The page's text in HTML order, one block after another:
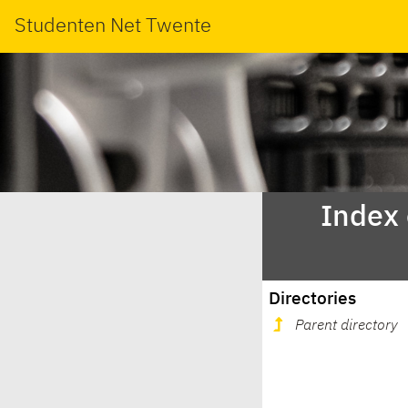
Studenten Net Twente
Index
Directories
Parent directory